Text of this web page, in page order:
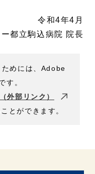
令和4年4月
都立駒込病院 院長
めには、Adobe
す。
外部リンク）
とができます。